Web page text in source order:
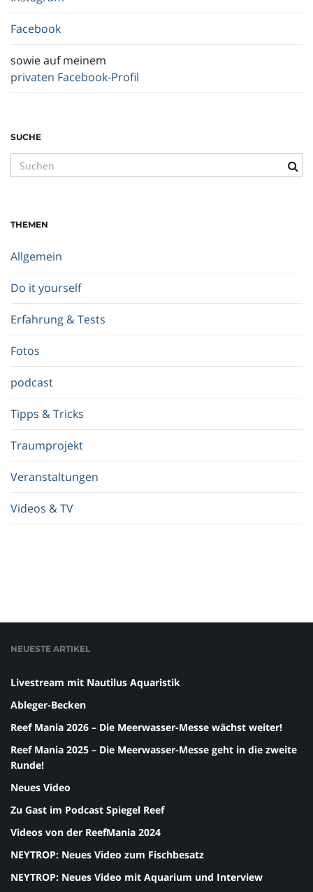
Facebook
sowie auf meinem
privaten Facebook-Profil
SUCHE
u
b
g
i
f
.
.
.
THEMEN
Allgemein
Do it yourself
Erfahrung & Tests
Fotos
podcast
Tipps & Tricks
Traumprojekt
Veranstaltungen
Videos & TV
NEUESTE ARTIKEL
Livestream mit Nautilus Aquaristik
Ableger-Becken
Reef Mania 2026 – Die Meerwasser-Messe wächst weiter!
Reef Mania 2025 – Die Meerwasser-Messe geht in die zweite
Runde!
Neues Video
Zu Gast im Podcast Spiegel Reef
Videos von der ReefMania 2024
NEYTROP: Neues Video zum Fischbesatz
NEYTROP: Neues Video mit Aquarium und Interview